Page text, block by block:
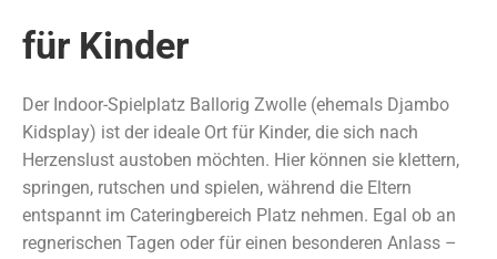
für Kinder
Der Indoor-Spielplatz Ballorig Zwolle (ehemals Djambo
Kidsplay) ist der ideale Ort für Kinder, die sich nach
Herzenslust austoben möchten. Hier können sie klettern,
springen, rutschen und spielen, während die Eltern
entspannt im Cateringbereich Platz nehmen. Egal ob an
regnerischen Tagen oder für einen besonderen Anlass –